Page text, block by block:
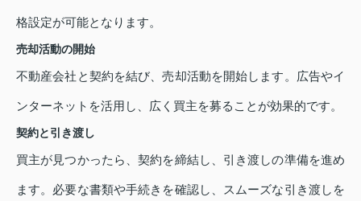
格設定が可能となります。
売却活動の開始
不動産会社と契約を結び、売却活動を開始します。広告やイ
ンターネットを活用し、広く買主を募ることが効果的です。
契約と引き渡し
買主が見つかったら、契約を締結し、引き渡しの準備を進め
ます。必要な書類や手続きを確認し、スムーズな引き渡しを